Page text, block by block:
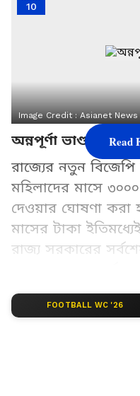
10
Image Credit :Asianet News
অন্নপূর্ণা ভাণ্ডার কী?
রাজ্যের নতুন
মহিলাদের মাসে
দেওয়ার ঘোষণা
মাসের টাকা
রাজ্য সরকারের
পেয়েছেন। এখনও
লক্ষের আবেদন।
Read
FOOTBALL WC '26